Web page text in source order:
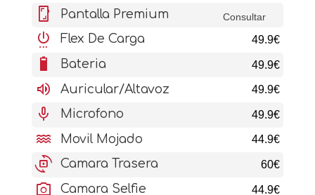
screenshot Pantalla Premium Consultar
settings_power Flex De Carga 49.9€
battery_6_bar Bateria 49.9€
volume_up Auricular/Altavoz 49.9€
mic Microfono 49.9€
water Movil Mojado 44.9€
cameraswitch Camara Trasera 60€
photo_camera Camara Selfie 44.9€